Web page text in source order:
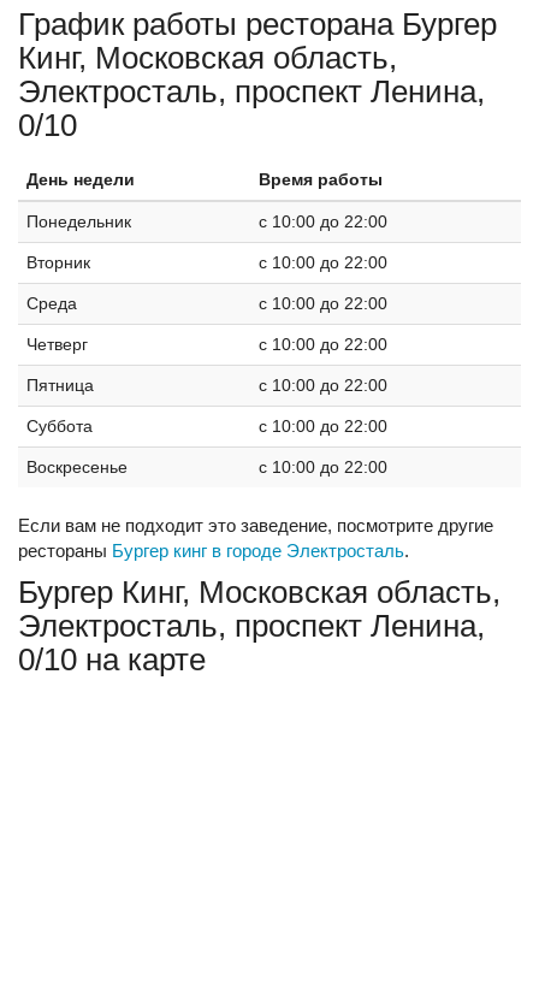
График работы ресторана Бургер
Кинг, Московская область,
Электросталь, проспект Ленина,
0/10
День недели Время работы
Понедельник c 10:00 до 22:00
Вторник c 10:00 до 22:00
Среда c 10:00 до 22:00
Четверг c 10:00 до 22:00
Пятница c 10:00 до 22:00
Суббота c 10:00 до 22:00
Воскресенье c 10:00 до 22:00
Если вам не подходит это заведение, посмотрите другие
рестораны Бургер кинг в городе Электросталь.
Бургер Кинг, Московская область,
Электросталь, проспект Ленина,
0/10 на карте